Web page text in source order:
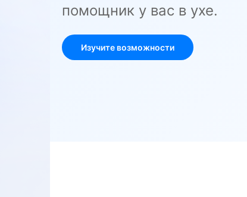
помощник у вас в ухе.
Изучите возможности